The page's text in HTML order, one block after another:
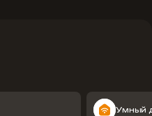
Умный